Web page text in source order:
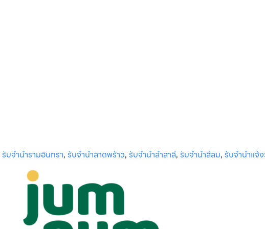
รับจำนำรามอินทรา, รับจำนำลาดพร้าว, รับจำนำลำสาลี, รับจำนำสีลม, รับจำนำแจ้